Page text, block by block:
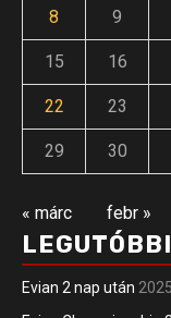
8 9
15 16
22 23
29 30
« márc febr »
Evian 2 nap után